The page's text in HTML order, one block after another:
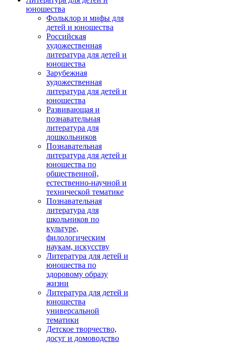
юношества
Фольклор и мифы для
детей и юношества
Российская
художественная
литература для детей и
юношества
Зарубежная
художественная
литература для детей и
юношества
Развивающая и
познавательная
литература для
дошкольников
Познавательная
литература для детей и
юношества по
общественной,
естественно-научной и
технической тематике
Познавательная
литература для
школьников по
культуре,
филологическим
наукам, искусству
Литература для детей и
юношества по
здоровому образу
жизни
Литература для детей и
юношества
универсальной
тематики
Детское творчество,
досуг и домоводство